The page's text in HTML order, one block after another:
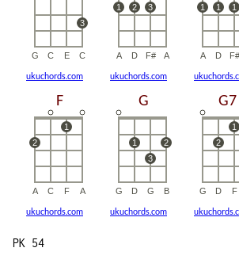
ukuchords.com ukuchords.com
ukuchords.com ukuchords.com
PK 54